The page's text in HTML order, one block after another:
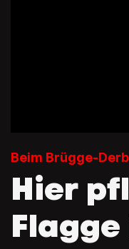
Beim Brügge-
Hier